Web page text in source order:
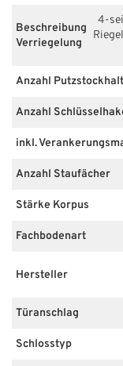
Beschreibung
Verriegelung
4-
Anzahl
Anzahl
inkl.
Anzahl Staufächer
Stärke Korpus
Fachbodenart
Hersteller
Türanschlag
Schlosstyp